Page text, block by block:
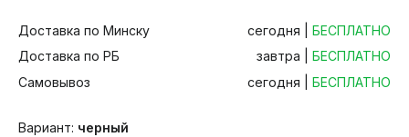
Доставка по Минску сегодня | БЕСПЛАТНО
Доставка по РБ
завтра |
БЕСПЛАТНО
Самовывоз
сегодня | БЕСПЛАТНО
Вариант: черный